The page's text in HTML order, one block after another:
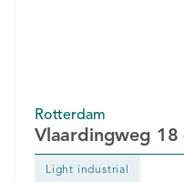
Rotterdam
Vlaardingweg 18
Light industrial